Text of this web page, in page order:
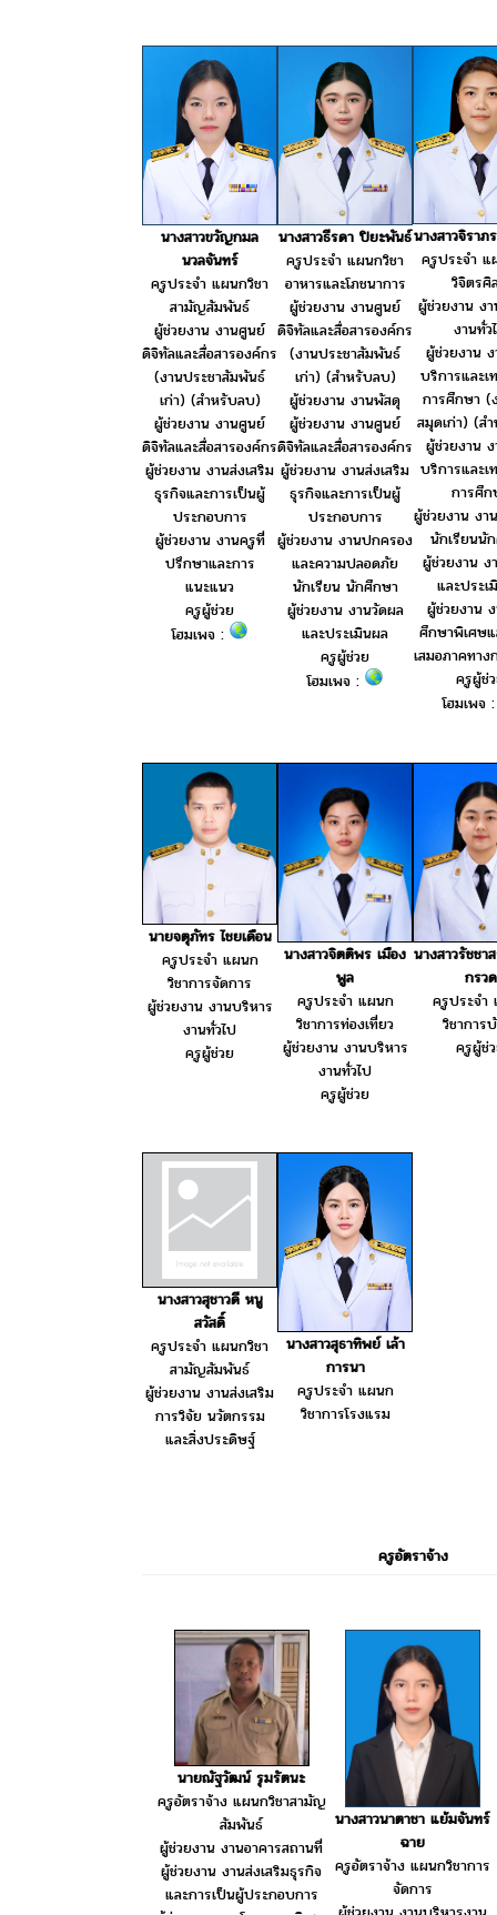
นางสาวขวัญกมล
นวลจันทร์
ครูประจำ แผนกวิชา
สามัญสัมพันธ์
ผู้ช่วยงาน งานศูนย์
ดิจิทัลและสื่อสารองค์กร
(งานประชาสัมพันธ์
เก่า) (สำหรับลบ)
ผู้ช่วยงาน งานศูนย์
ดิจิทัลและสื่อสารองค์กร
ผู้ช่วยงาน งานส่งเสริม
ธุรกิจและการเป็นผู้
ประกอบการ
ผู้ช่วยงาน งานครูที่
ปรึกษาและการ
แนะแนว
ครูผู้ช่วย
โฮมเพจ :
นางสาวธีรดา ปิยะพันธ์
ครูประจำ แผนกวิชา
อาหารและโภชนาการ
ผู้ช่วยงาน งานศูนย์
ดิจิทัลและสื่อสารองค์กร
(งานประชาสัมพันธ์
เก่า) (สำหรับลบ)
ผู้ช่วยงาน งานพัสดุ
ผู้ช่วยงาน งานศูนย์
ดิจิทัลและสื่อสารองค์กร
ผู้ช่วยงาน งานส่งเสริม
ธุรกิจและการเป็นผู้
ประกอบการ
ผู้ช่วยงาน งานปกครอง
และความปลอดภัย
นักเรียน นักศึกษา
ผู้ช่วยงาน งานวัดผล
และประเมินผล
ครูผู้ช่วย
โฮมเพจ :
นางสาวจิรา
ครูประจำ แ
วิจิตรศิ
ผู้ช่วยงาน ง
งานทั่ว
ผู้ช่วยงาน
บริการและเ
การศึกษา (
สมุดเก่า) (ส
ผู้ช่วยงาน
บริการและเ
การศึก
ผู้ช่วยงาน งา
นักเรียนนั
ผู้ช่วยงาน ง
และประเ
ผู้ช่วยงาน
ศึกษาพิเศษ
เสมอภาคทา
ครูผู้ช่
โฮมเพจ
นายจตุภัทร ไชยเดือน
ครูประจำ แผนก
วิชาการจัดการ
ผู้ช่วยงาน งานบริหาร
งานทั่วไป
ครูผู้ช่วย
นางสาวจิตติพร เมือง
พูล
ครูประจำ แผนก
วิชาการท่องเที่ยว
ผู้ช่วยงาน งานบริหาร
งานทั่วไป
ครูผู้ช่วย
นางสาวรัชชา
กรวด
ครูประจำ
วิชากา
ครูผู้ช่
นางสาวสุชาวดี หนู
สวัสดิ์
ครูประจำ แผนกวิชา
สามัญสัมพันธ์
ผู้ช่วยงาน งานส่งเสริม
การวิจัย นวัตกรรม
และสิ่งประดิษฐ์
นางสาวสุธาทิพย์ เล้า
การนา
ครูประจำ แผนก
วิชาการโรงแรม
ครูอัตราจ้าง
นายณัฐวัฒน์ รุมรัตนะ
ครูอัตราจ้าง แผนกวิชาสามัญ
สัมพันธ์
ผู้ช่วยงาน งานอาคารสถานที่
ผู้ช่วยงาน งานส่งเสริมธุรกิจ
และการเป็นผู้ประกอบการ
นางสาวนาตาชา แย้มจันทร์
ฉาย
ครูอัตราจ้าง แผนกวิชาการ
จัดการ